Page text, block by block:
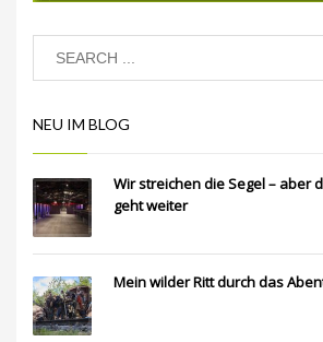
NEU IM BLOG
Wir streichen die Segel – aber
geht weiter
Mein wilder Ritt durch das